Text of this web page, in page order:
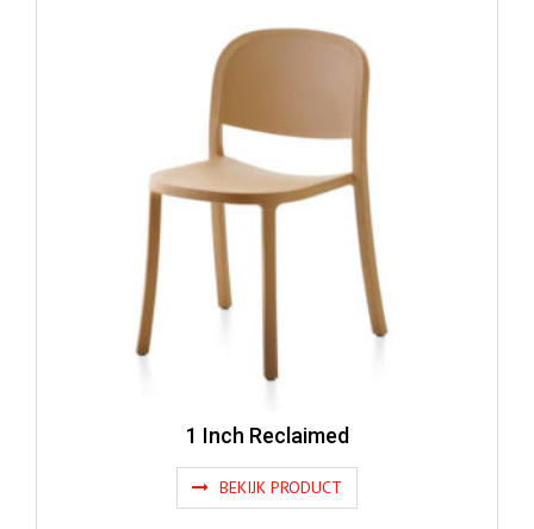
1 Inch Reclaimed
BEKIJK PRODUCT